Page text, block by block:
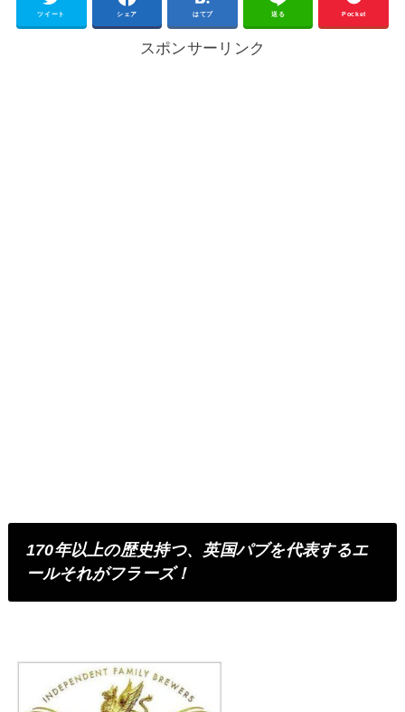
ツイート シェア はてブ 送る Pocket
スポンサーリンク
170年以上の歴史持つ、英国パブを代表するエ
ールそれがフラーズ！